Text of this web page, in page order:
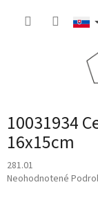
10031934
16x15cm
281.01
Priemerné
Neohodnotené